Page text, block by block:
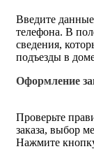
Введите
телефона. В
сведения,
подъезды в
Оформление
Проверьте
заказа, выбор
Нажмите